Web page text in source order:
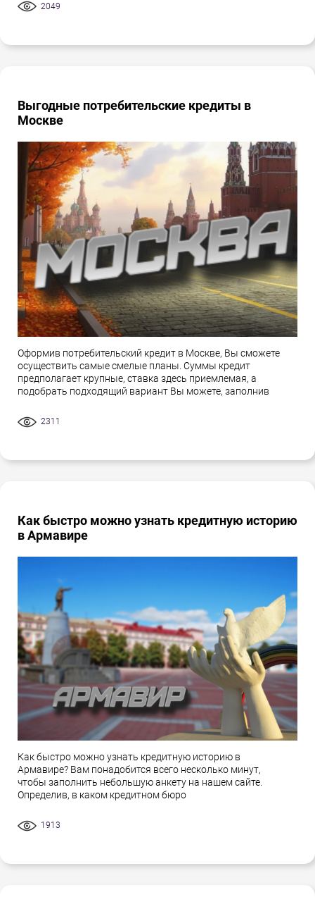
2049
Выгодные потребительские кредиты в
Москве
Оформив потребительский кредит в Москве, Вы сможете
осуществить самые смелые планы. Суммы кредит
предполагает крупные, ставка здесь приемлемая, а
подобрать подходящий вариант Вы можете, заполнив
2311
Как быстро можно узнать кредитную историю
в Армавире
Как быстро можно узнать кредитную историю в
Армавире? Вам понадобится всего несколько минут,
чтобы заполнить небольшую анкету на нашем сайте.
Определив, в каком кредитном бюро
1913